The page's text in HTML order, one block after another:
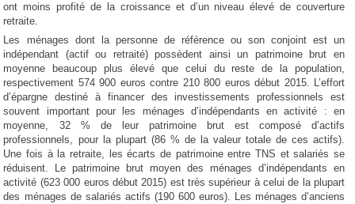
ont moins profité de la croissance et d’un niveau élevé de couverture
retraite.
Les ménages dont la personne de référence ou son conjoint est un
indépendant (actif ou retraité) possèdent ainsi un patrimoine brut en
moyenne beaucoup plus élevé que celui du reste de la population,
respectivement 574 900 euros contre 210 800 euros début 2015. L’effort
d’épargne destiné à financer des investissements professionnels est
souvent important pour les ménages d’indépendants en activité : en
moyenne, 32 % de leur patrimoine brut est composé d’actifs
professionnels, pour la plupart (86 % de la valeur totale de ces actifs).
Une fois à la retraite, les écarts de patrimoine entre TNS et salariés se
réduisent. Le patrimoine brut moyen des ménages d’indépendants en
activité (623 000 euros début 2015) est très supérieur à celui de la plupart
des ménages de salariés actifs (190 600 euros). Les ménages d’anciens